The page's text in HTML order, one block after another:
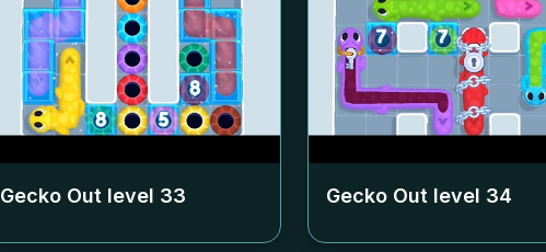
Gecko Out level 33 Gecko Out level 34